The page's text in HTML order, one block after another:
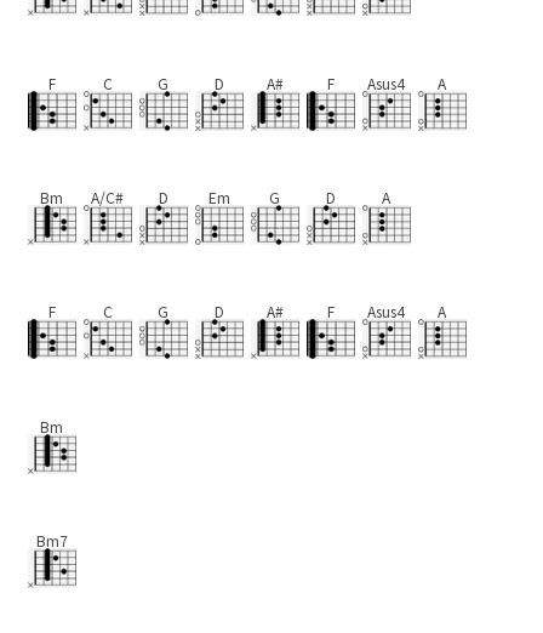
F C G D A# F Asus4 A
Bm A/C# D Em G D A
F C G D A# F Asus4 A
Bm
Bm7